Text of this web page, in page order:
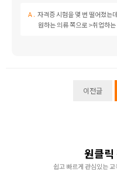
자격증 시험을 몇 번 떨어졌는
원하는 의류 쪽으로 >취업하
이전글
원클릭
쉽고 빠르게 관심있는